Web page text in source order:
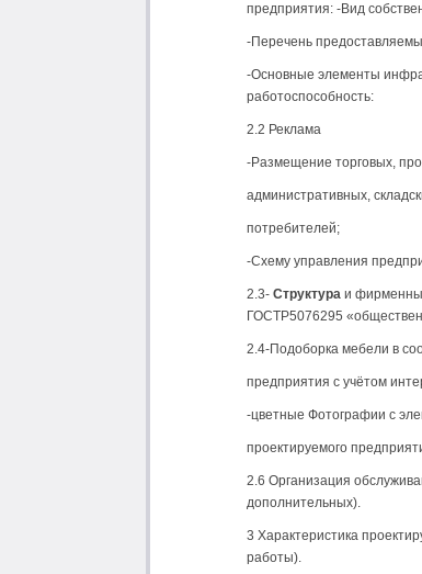
предприятия: -Вид
-Перечень
-Основные элементы
работоспособность:
2.2 Реклама
-Размещение торговых,
административных,
потребителей;
-Схему управления
2.3- Структура и
ГОСТР5076295
2.4-Подоборка мебели в
предприятия с учётом
-цветные Фотографии с
проектируемого
2.6 Организация
дополнительных).
3 Характеристика
работы).